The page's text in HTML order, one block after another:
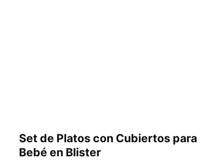
Set de Platos con Cubiertos para
Bebé en Blister